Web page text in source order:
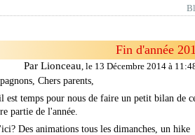
Fin d'année
Par Lionceau, le 13 Décembre 2014 à
Chers parents,
est temps pour nous de faire un petit bilan de
partie de l'année.
Des animations tous les dimanches, un hike